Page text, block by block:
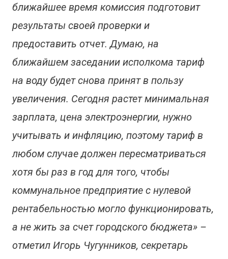
ближайшее время комиссия подготовит
результаты своей проверки и
предоставить отчет. Думаю, на
ближайшем заседании исполкома тариф
на воду будет снова принят в пользу
увеличения. Сегодня растет минимальная
зарплата, цена электроэнергии, нужно
учитывать и инфляцию, поэтому тариф в
любом случае должен пересматриваться
хотя бы раз в год для того, чтобы
коммунальное предприятие с нулевой
рентабельностью могло функционировать,
а не жить за счет городского бюджета» –
отметил Игорь Чугунников, секретарь